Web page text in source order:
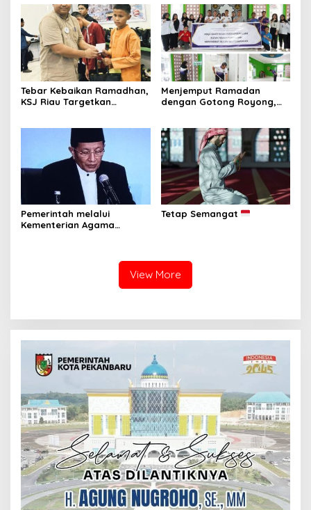
Tebar Kebaikan Ramadhan,
KSJ Riau Targetkan
Berbagai Wilayah
Menjemput Ramadan
dengan Gotong Royong,
Masjid
Pemerintah melalui
Kementerian Agama
Kamis, 19 Februari 2026.
Tetap Semangat
View More